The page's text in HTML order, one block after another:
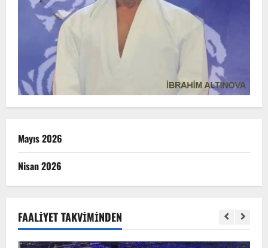
Mayıs 2026
Nisan 2026
FAALIYET TAKVIMINDEN